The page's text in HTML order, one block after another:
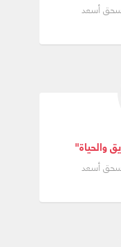
أسعد
والحياة"
أسعد